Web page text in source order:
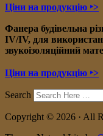
Ціни на продукцію ‣>
Фанера будівельна
IV/IV, для
звукоізоляційний
Ціни на продукцію ‣>
Search
Copyright © 2026 · All